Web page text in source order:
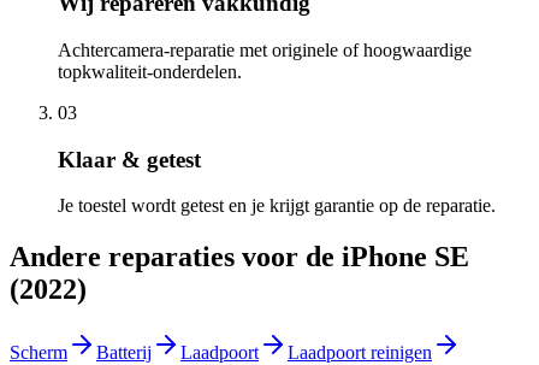
Achtercamera-reparatie met originele of hoogwaardige
topkwaliteit-onderdelen.
03
Klaar & getest
Je toestel wordt getest en je krijgt garantie op de reparatie.
Andere reparaties voor de iPhone SE
(2022)
Scherm Batterij Laadpoort
Laadpoort reinigen